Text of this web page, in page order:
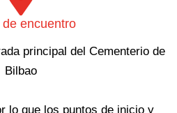
de encuentro
principal del Cementerio de
Bilbao
lo que los puntos de inicio y